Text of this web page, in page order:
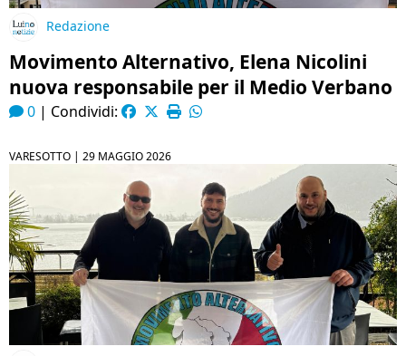
Redazione
Movimento Alternativo, Elena Nicolini
nuova responsabile per il Medio Verbano
0 | Condividi:
VARESOTTO | 29 MAGGIO 2026